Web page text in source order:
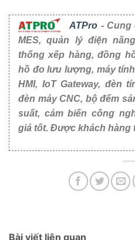
ATPro - Cung
MES, quản lý điện
thống xếp hàng, đồng
hồ đo lưu lượng, máy
HMI, IoT Gateway, đèn
đèn máy CNC, bộ đếm
suất, cảm biến công
giá tốt. Được khách hàng
Bài viết liên quan